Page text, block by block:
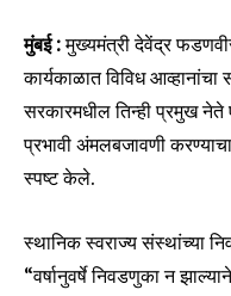
मुंबई :मुख्यमंत्री देवेंद्र फडणवीस
कार्यकाळात विविध
सरकारमधील तिन्ही प्रमुख
प्रभावी अंमलबजावणी
स्पष्ट केले.
स्थानिक स्वराज्य संस्थांच्या
“वर्षानुवर्षे निवडणुका न